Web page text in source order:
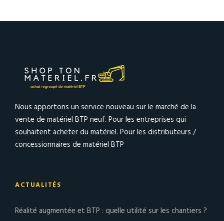
Nous apportons un service nouveau sur le marché de la
vente de matériel BTP neuf. Pour les entreprises qui
souhaitent acheter du matériel. Pour les distributeurs /
concessionnaires de matériel BTP
ACTUALITÉS
Réalité augmentée et BTP : quelle utilité sur les chantiers ?